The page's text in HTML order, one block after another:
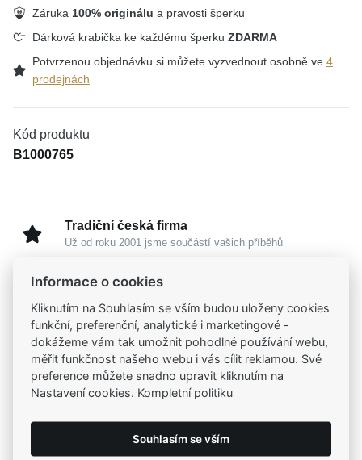
Záruka 100% originálu a pravosti šperku
Dárková krabička ke každému šperku ZDARMA
Potvrzenou objednávku si můžete vyzvednout osobně ve 4
prodejnách
Kód produktu
B1000765
Tradiční česká firma
Už od roku 2001 jsme součástí vašich příběhů
Široký výběr produktů
Na našem e-shopu máte výběr z tisíců šperků
Garance vysoké kvality
Certifikáty původu a kvality k vybraným šperkům
Kamenné prodejny
Zastavte se do jedné z našich4 prodejen
Informace o cookies
Kliknutím na Souhlasím se vším budou uloženy cookies
funkční, preferenční, analytické i marketingové -
dokážeme vám tak umožnit pohodlné používání webu,
měřit funkčnost našeho webu i vás cílit reklamou. Své
preference můžete snadno upravit kliknutím na
Nastavení cookies. Kompletní politiku
Souhlasím se vším